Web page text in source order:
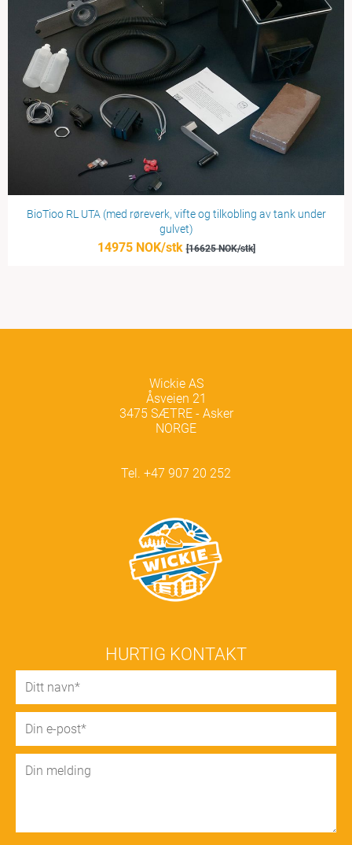
BioTioo RL UTA (med røreverk, vifte og tilkobling av tank under
gulvet)
14975 NOK/stk [16625 NOK/stk]
Wickie AS
Åsveien 21
3475 SÆTRE - Asker
NORGE
Tel. +47 907 20 252
HURTIG KONTAKT